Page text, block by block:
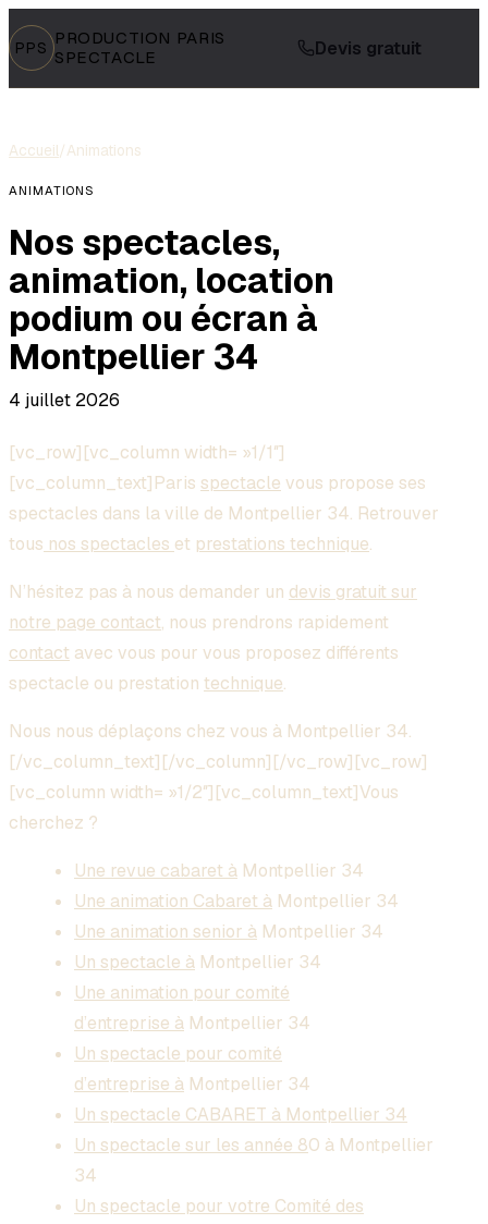
PPS PRODUCTION PARIS
SPECTACLE
Devis gratuit
Accueil/Animations
ANIMATIONS
Nos spectacles,
animation, location
podium ou écran à
Montpellier 34
4 juillet 2026
[vc_row][vc_column width= »1/1″]
[vc_column_text]Paris spectacle vous propose ses
spectacles dans la ville de Montpellier 34. Retrouver
tous nos spectacles et prestations technique.
N’hésitez pas à nous demander un devis gratuit sur
notre page contact, nous prendrons rapidement
contact avec vous pour vous proposez différents
spectacle ou prestation technique.
Nous nous déplaçons chez vous à Montpellier 34.
[/vc_column_text][/vc_column][/vc_row][vc_row]
[vc_column width= »1/2″][vc_column_text]Vous
cherchez ?
Une revue cabaret à Montpellier 34
Une animation Cabaret à Montpellier 34
Une animation senior à Montpellier 34
Un spectacle à Montpellier 34
Une animation pour comité
d’entreprise à Montpellier 34
Un spectacle pour comité
d’entreprise à Montpellier 34
Un spectacle CABARET à Montpellier 34
Un spectacle sur les année 80 à Montpellier
34
Un spectacle pour votre Comité des